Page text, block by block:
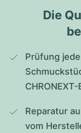
Die
Prüfung
Reparatur
vom